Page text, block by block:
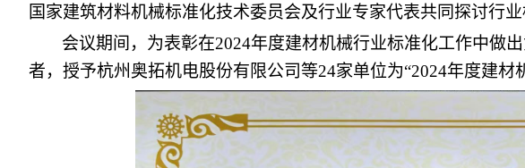
国家建筑材料机械标准化技术委员会及行业专家代表共同探讨行业
会议期间，为表彰在2024年度建材机械行业标准化工作中做
者，授予杭州奥拓机电股份有限公司等24家单位为“2024年度建材